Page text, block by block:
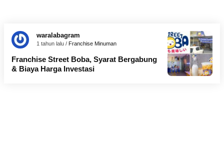
waralabagram
1 tahun lalu / Franchise Minuman
Franchise Street Boba, Syarat Bergabung
& Biaya Harga Investasi